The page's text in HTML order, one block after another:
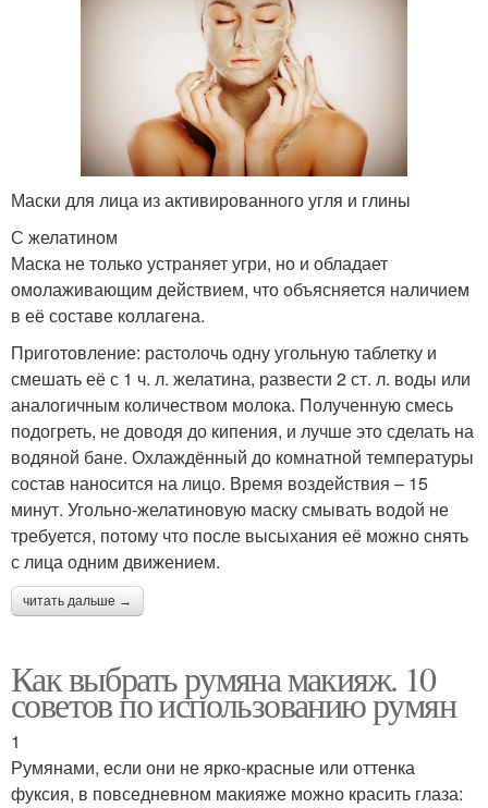
Маски для лица из активированного угля и глины
С желатином
Маска не только устраняет угри, но и обладает
омолаживающим действием, что объясняется наличием
в её составе коллагена.
Приготовление: растолочь одну угольную таблетку и
смешать её с 1 ч. л. желатина, развести 2 ст. л. воды или
аналогичным количеством молока. Полученную смесь
подогреть, не доводя до кипения, и лучше это сделать на
водяной бане. Охлаждённый до комнатной температуры
состав наносится на лицо. Время воздействия – 15
минут. Угольно-желатиновую маску смывать водой не
требуется, потому что после высыхания её можно снять
с лица одним движением.
читать дальше →
Как выбрать румяна макияж. 10
советов по использованию румян
1
Румянами, если они не ярко-красные или оттенка
фуксия, в повседневном макияже можно красить глаза: